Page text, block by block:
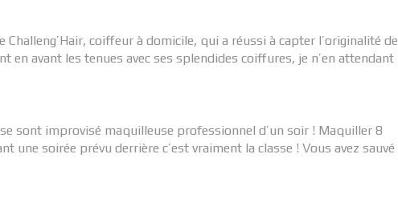
Challeng’Hair, coiffeur à domicile, qui a réussi à capter l’originalité de
en avant les tenues avec ses splendides coiffures, je n’en attendant
sont improvisé maquilleuse professionnel d’un soir ! Maquiller 8
une soirée prévu derrière c’est vraiment la classe ! Vous avez sauvé